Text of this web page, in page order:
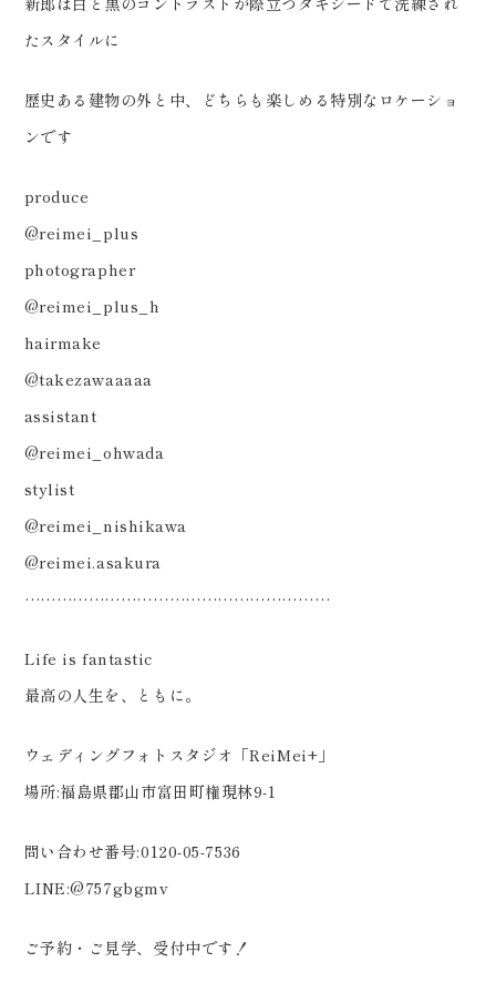
ョンウェディングフォト #フォト
ウェディング #前撮り #フォトウ
ェディング #dressy花嫁 #プレ
花嫁 #ウェディングデイ #れいめ
いプラス #lifeisfantastic #レ
イメイプラス #ウェディングフォ
ト #フォトウェディング福島 #
ウェディングニュース
たスタイルに
歴史ある建物の外と中、どちらも楽しめる特別なロケーショ
ンです
produce
@reimei_plus
photographer
@reimei_plus_h
hairmake
@takezawaaaaa
assistant
@reimei_ohwada
stylist
@reimei_nishikawa
@reimei.asakura
…………………………………………………
Life is fantastic
最高の人生を、ともに。
ウェディングフォトスタジオ「ReiMei+」
場所:福島県郡山市富田町権現林9-1
問い合わせ番号:0120-05-7536
LINE:@757gbgmv
ご予約・ご見学、受付中です！